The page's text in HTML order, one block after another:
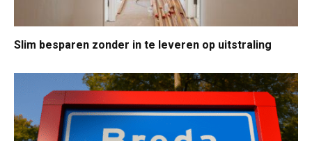
Slim besparen zonder in te leveren op uitstraling